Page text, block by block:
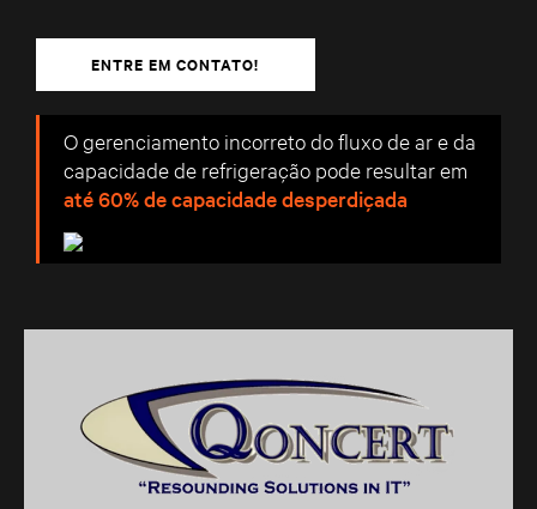
ENTRE EM CONTATO!
O gerenciamento incorreto do fluxo de ar e da
capacidade de refrigeração pode resultar em
até 60% de capacidade desperdiçada